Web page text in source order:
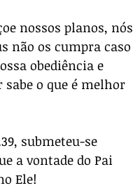
nossos planos, nós
não os cumpra caso
obediência e
o que é melhor
submeteu-se
a vontade do Pai
Ele!